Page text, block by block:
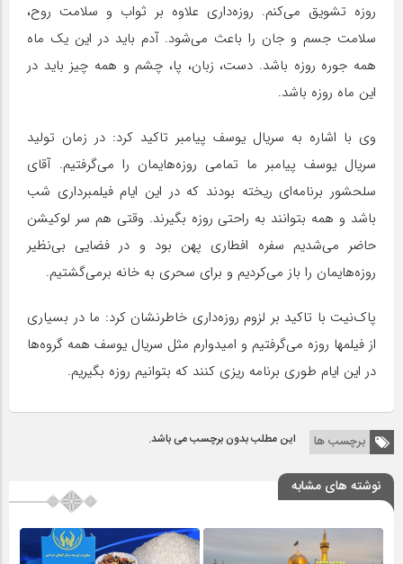
روزه تشویق می‌کنم. روزه‌داری علاوه بر ثواب و سلامت روح،
سلامت جسم و جان را باعث می‌شود. آدم باید در این یک ماه
همه جوره روزه باشد. دست، زبان، پا، چشم و همه چیز باید در
این ماه روزه باشد.
وی با اشاره به سریال یوسف پیامبر تاکید کرد: در زمان تولید
سریال یوسف پیامبر ما تمامی روزه‌هایمان را می‌گرفتیم. آقای
سلحشور برنامه‌ای ریخته بودند که در این ایام فیلمبرداری شب
باشد و همه بتوانند به راحتی روزه بگیرند. وقتی هم سر لوکیشن
حاضر می‌شدیم سفره افطاری پهن بود و در فضایی بی‌نظیر
روزه‌هایمان را باز می‌کردیم و برای سحری به خانه برمی‌گشتیم.
پاک‌نیت با تاکید بر لزوم روزه‌داری خاطرنشان کرد: ما در بسیاری
از فیلمها روزه می‌گرفتیم و امیدوارم مثل سریال یوسف همه گروه‌ها
در این ایام طوری برنامه ریزی کنند که بتوانیم روزه بگیریم.
برچسب ها این مطلب بدون برچسب می باشد.
نوشته های مشابه